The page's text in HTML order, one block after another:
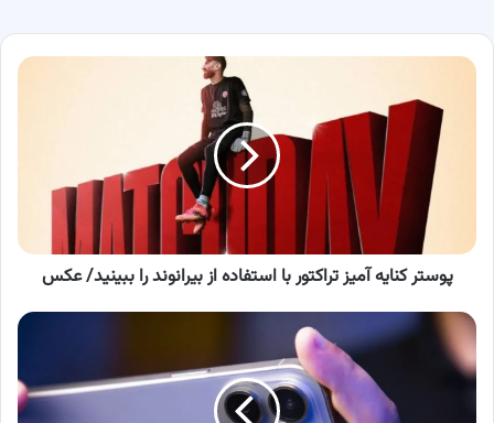
پوستر
را
ببینید/پوستر کنایه آمیز تراکتور با استفاده از بیرانوند را ببینید/ عکس
10
روش
برگرداندن